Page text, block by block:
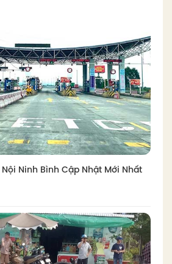
Nội Ninh Bình Cập Nhật Mới Nhất